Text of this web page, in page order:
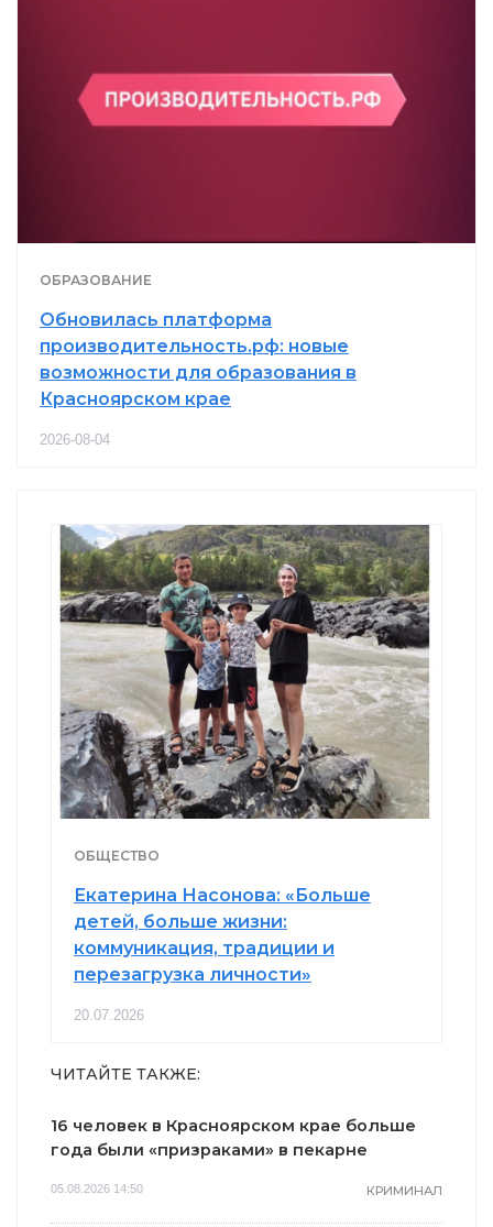
ОБРАЗОВАНИЕ
Обновилась платформа
производительность.рф: новые
возможности для образования в
Красноярском крае
2026-08-04
ОБЩЕСТВО
Екатерина Насонова: «Больше
детей, больше жизни:
коммуникация, традиции и
перезагрузка личности»
20.07.2026
ЧИТАЙТЕ ТАКЖЕ:
16 человек в Красноярском крае больше
года были «призраками» в пекарне
05.08.2026 14:50 КРИМИНАЛ